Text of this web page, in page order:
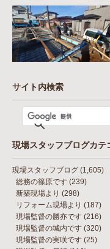
サイト内検索
現場スタッフブログカテ
現場スタッフブログ (1,605)
総務の篠原です (239)
新築現場より (298)
リフォーム現場より (187)
現場監督の勝亦です (216)
現場監督の城内です (320)
現場監督の実咲です (25)